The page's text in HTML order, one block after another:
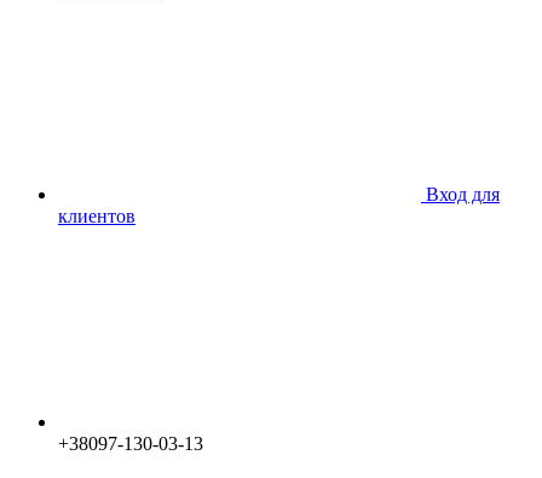
Вход для
клиентов
+38097-130-03-13